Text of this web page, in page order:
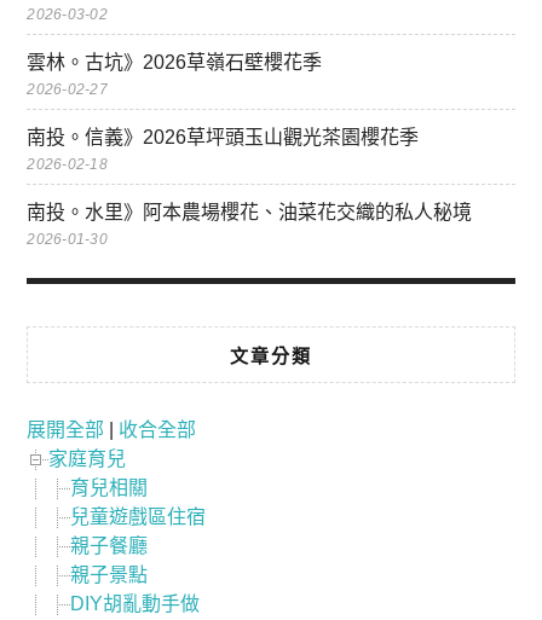
2026-03-02
雲林。古坑》2026草嶺石壁櫻花季
2026-02-27
南投。信義》2026草坪頭玉山觀光茶園櫻花季
2026-02-18
南投。水里》阿本農場櫻花、油菜花交織的私人秘境
2026-01-30
文章分類
展開全部
收合全部
家庭育兒
育兒相關
兒童遊戲區住宿
親子餐廳
親子景點
DIY胡亂動手做